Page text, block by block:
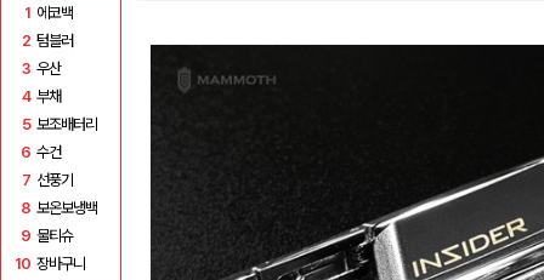
1 에코백
2 텀블러
3 우산
4 부채
5 보조배터리
6 수건
7 선풍기
8 보온보냉백
9 물티슈
10 장바구니